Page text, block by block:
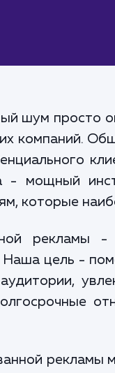
шум просто
компаний.
- мощный
которые
Наша цель -
рекламы